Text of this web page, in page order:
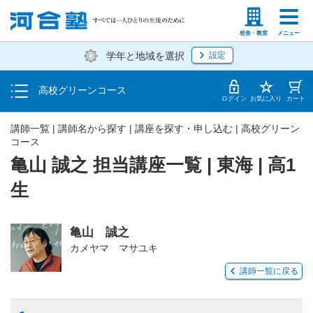
校舎・教室 メニュー
塾生の方 高等学校の先生
学年と地域を選択 設定
高校グリーンコース
学費の仕組み・支払方法
受講開始までの流れ
校舎・教室一覧 ログイン お気に入り カート
亀山 誠之 担当講座一覧 | 東海 | 高1
生
講師一覧 | 講師名から探す | 講座を探す・申し込む | 高校グリーン
コース
亀山 誠之
カメヤマ マサユキ
講師一覧に戻る